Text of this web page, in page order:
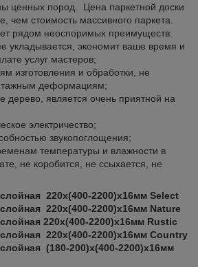
ценных пород. Цена паркетной доски
чем стоимость массивного паркета.
рядом неоспоримых преимуществ:
укладывается, экономит ваше время и
услуг мастеров;
изготовления и обработки, не
деформациям;
дерево, является очень приятной на
электричество;
звукопоглощения;
температуры и влажности в
не коробится, не ссыхается, не
220x(400-2200)х16мм Select
220x(400-2200)х16мм Nature
220x(400-2200)х16мм Rustic
220x(400-2200)х16мм Country
(180-200)х(400-2200)x16мм